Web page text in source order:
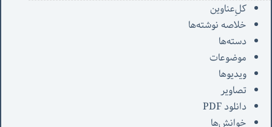
کل‌ِعناوین
خلاصه نوشته‌ها
دسته‌ها
موضوعات
ویدیوها
تصاویر
دانلود PDF
خوانش‌ها